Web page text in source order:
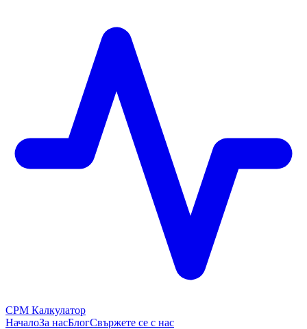
CPM Калкулатор
НачалоЗа насБлогСвържете се с нас